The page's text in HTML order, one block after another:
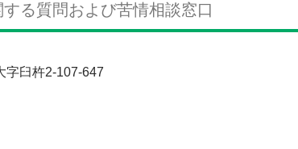
る質問および苦情相談窓口
字臼杵2-107-647